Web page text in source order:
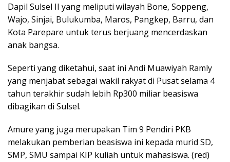
Dapil Sulsel II yang meliputi wilayah Bone, Soppeng,
Wajo, Sinjai, Bulukumba, Maros, Pangkep, Barru, dan
Kota Parepare untuk terus berjuang mencerdaskan
anak bangsa.
Seperti yang diketahui, saat ini Andi Muawiyah Ramly
yang menjabat sebagai wakil rakyat di Pusat selama 4
tahun terakhir sudah lebih Rp300 miliar beasiswa
dibagikan di Sulsel.
Amure yang juga merupakan Tim 9 Pendiri PKB
melakukan pemberian beasiswa ini kepada murid SD,
SMP, SMU sampai KIP kuliah untuk mahasiswa. (red)